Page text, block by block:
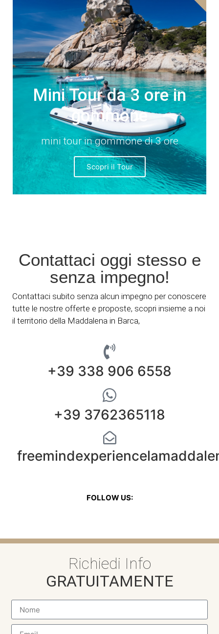
Mini Tour da 3 ore in
gommone
mini tour in gommone di 3 ore
Scopri il Tour
Richiedi Info
GRATUITAMENTE
Contattaci oggi stesso e
senza impegno!
Contattaci subito senza alcun impegno per conoscere
tutte le nostre offerte e proposte, scopri insieme a noi
il territorio della Maddalena in Barca,
+39 338 906 6558
+39 3762365118
FOLLOW US: